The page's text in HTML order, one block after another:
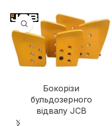
Бокорізи
бульдозерного
відвалу JCB